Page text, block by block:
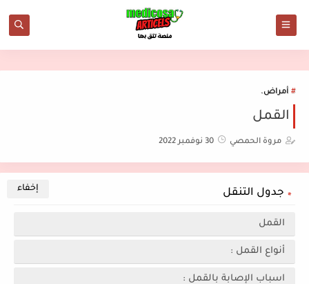
أمراض.
القمل
مروة الحمصي 30 نوفمبر 2022
جدول التنقل
القمل
أنواع القمل :
اسباب الإصابة بالقمل :